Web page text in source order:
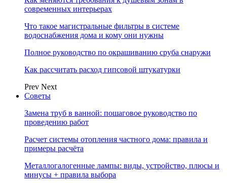
современных интерьерах
Что такое магистральные фильтры в системе
водоснабжения дома и кому они нужны
Полное руководство по окрашиванию сруба снаружи
Как рассчитать расход гипсовой штукатурки
Prev Next
Советы
Замена труб в ванной: пошаговое руководство по
проведению работ
Расчет системы отопления частного дома: правила и
примеры расчёта
Металлогалогенные лампы: виды, устройство, плюсы и
минусы + правила выбора